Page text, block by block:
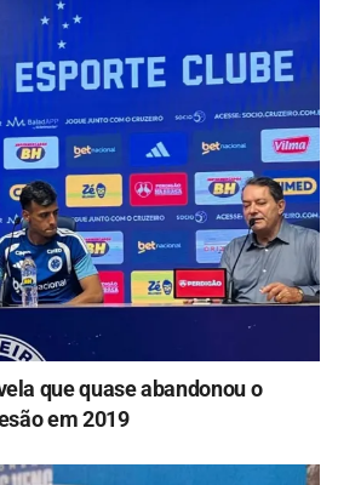
que quase abandonou o
em 2019